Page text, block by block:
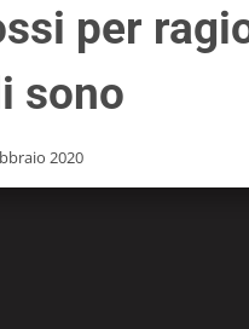
per
sono
2020